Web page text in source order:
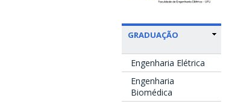
GRADUAÇÃO
Engenharia Elétrica
Engenharia
Biomédica